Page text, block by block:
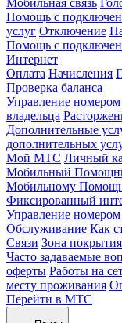
Мобильная связь
Помощь с
услуг Отключение
Помощь с
Интернет
Оплата Начисления
Проверка баланса
Управление номером
владельца
Дополнительные
дополнительных
Мой МТС Личный
Мобильный
Мобильному
Фиксированный
Управление номером
Обслуживание Как
Связи Зона покрытия
Часто задаваемые
оферты Работы на
месту проживания
Перейти в МТС